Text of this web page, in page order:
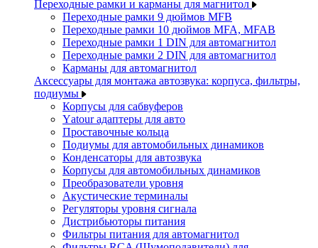
Переходные рамки и карманы для магнитол
Переходные рамки 9 дюймов MFB
Переходные рамки 10 дюймов MFA, MFAB
Переходные рамки 1 DIN для автомагнитол
Переходные рамки 2 DIN для автомагнитол
Карманы для автомагнитол
Аксессуары для монтажа автозвука: корпуса, фильтры,
подиумы
Корпусы для сабвуферов
Yаtour адаптеры для авто
Проставочные кольца
Подиумы для автомобильных динамиков
Конденсаторы для автозвука
Корпусы для автомобильных динамиков
Преобразователи уровня
Акустические терминалы
Регуляторы уровня сигнала
Дистрибьюторы питания
Фильтры питания для автомагнитол